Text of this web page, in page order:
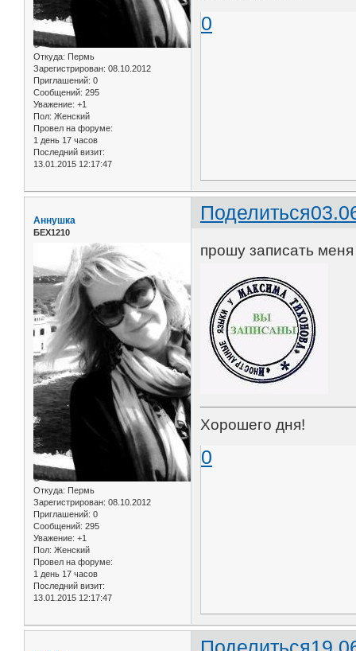
Откуда: Пермь
Зарегистрирован: 08.10.2012
Приглашений: 0
Сообщений: 295
Уважение: +1
Пол: Женский
Провел на форуме:
1 день 17 часов
Последний визит:
13.01.2015 12:17:47
0
Поделиться
Аннушка
БЕХ1210
Откуда: Пермь
Зарегистрирован: 08.10.2012
Приглашений: 0
Сообщений: 295
Уважение: +1
Пол: Женский
Провел на форуме:
1 день 17 часов
Последний визит:
13.01.2015 12:17:47
прошу записать
Хорошего дня!
0